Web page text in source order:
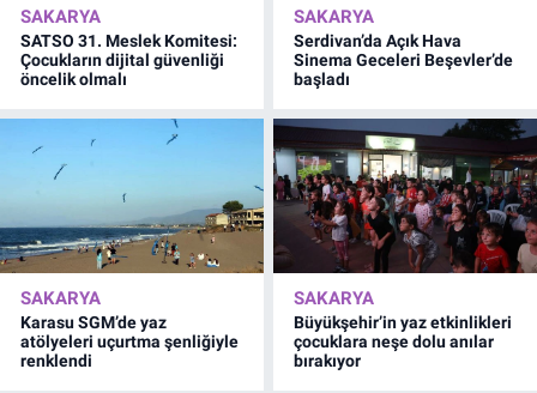
SAKARYA
SATSO 31. Meslek Komitesi:
Çocukların dijital güvenliği
öncelik olmalı
SAKARYA
Serdivan’da Açık Hava
Sinema Geceleri Beşevler’de
başladı
SAKARYA
Karasu SGM’de yaz
atölyeleri uçurtma şenliğiyle
renklendi
SAKARYA
Büyükşehir’in yaz etkinlikleri
çocuklara neşe dolu anılar
bırakıyor